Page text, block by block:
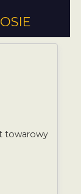
towarowy